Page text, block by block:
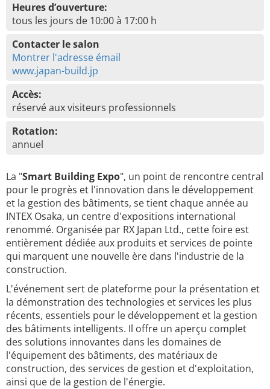
Heures d’ouverture:
tous les jours de 10:00 à 17:00 h
Contacter le salon
Montrer l'adresse émail
www.japan-build.jp
Accès:
réservé aux visiteurs professionnels
Rotation:
annuel
La "Smart Building Expo", un point de rencontre central
pour le progrès et l'innovation dans le développement
et la gestion des bâtiments, se tient chaque année au
INTEX Osaka, un centre d'expositions international
renommé. Organisée par RX Japan Ltd., cette foire est
entièrement dédiée aux produits et services de pointe
qui marquent une nouvelle ère dans l'industrie de la
construction.
L'événement sert de plateforme pour la présentation et
la démonstration des technologies et services les plus
récents, essentiels pour le développement et la gestion
des bâtiments intelligents. Il offre un aperçu complet
des solutions innovantes dans les domaines de
l'équipement des bâtiments, des matériaux de
construction, des services de gestion et d'exploitation,
ainsi que de la gestion de l'énergie.